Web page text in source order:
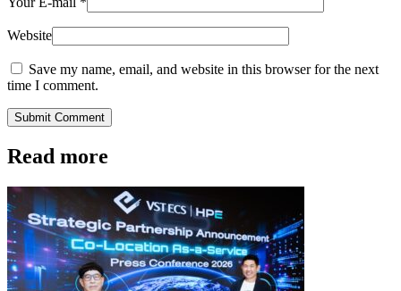
Website
Save my name, email, and website in this browser for the next
time I comment.
Submit Comment
Read more